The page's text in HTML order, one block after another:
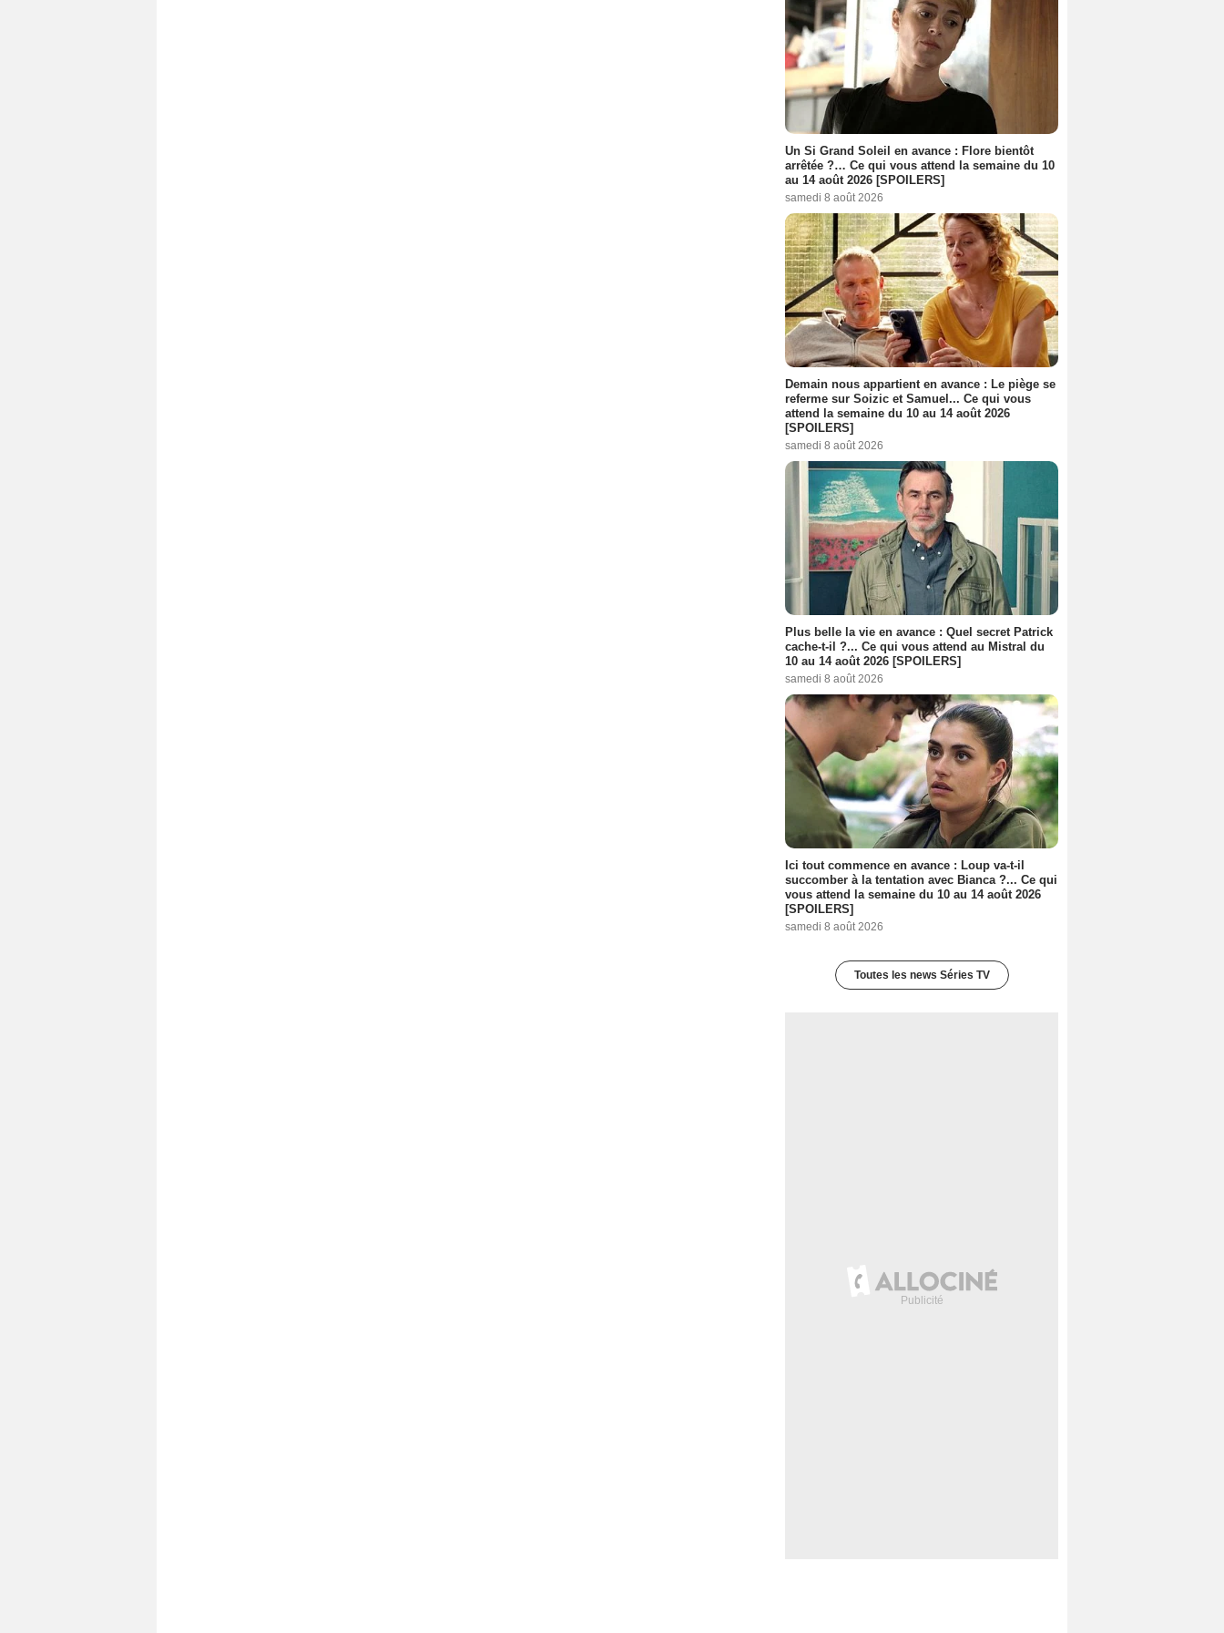
Un Si Grand Soleil en avance : Flore bientôt
arrêtée ?… Ce qui vous attend la semaine du 10
au 14 août 2026 [SPOILERS]
samedi 8 août 2026
Demain nous appartient en avance : Le piège se
referme sur Soizic et Samuel... Ce qui vous
attend la semaine du 10 au 14 août 2026
[SPOILERS]
samedi 8 août 2026
Plus belle la vie en avance : Quel secret Patrick
cache-t-il ?... Ce qui vous attend au Mistral du
10 au 14 août 2026 [SPOILERS]
samedi 8 août 2026
Ici tout commence en avance : Loup va-t-il
succomber à la tentation avec Bianca ?... Ce qui
vous attend la semaine du 10 au 14 août 2026
[SPOILERS]
samedi 8 août 2026
Toutes les news Séries TV